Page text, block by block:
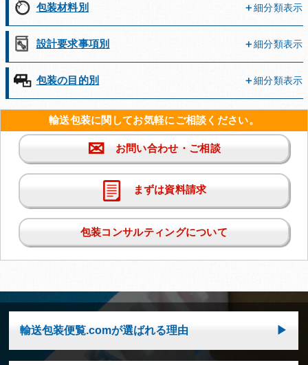
包装材料別 細分類表示
設計要求事項別 細分類表示
包装の目的別 細分類表示
輸送包装に関してお気軽にご相談ください。
✉ お問い合わせ・ご相談
まずは資料請求
包装コンサルティングについて
輸送包装便覧.comが選ばれる理由